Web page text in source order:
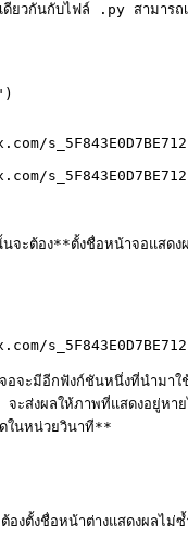
ยวกันกับไฟล์ .py สามาร
ต้อง**ตั้งชื่อหน้าจอแสดง
อจะมีอีกฟังก์ชันหนึ่งที่นำ
ะส่งผลให้ภาพที่แสดงอยู่ห
ในหน่วยวินาที**
งชื่อหน้าต่างแสดงผลไม่ซ้